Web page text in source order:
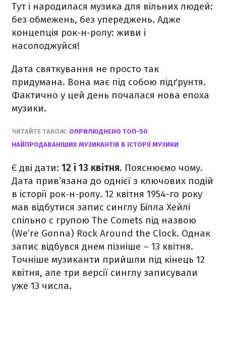
Тут і народилася музика для вільних людей:
без обмежень, без упереджень. Адже
концепція рок-н-ролу: живи і
насолоджуйся!
Дата святкування не просто так
придумана. Вона має під собою підґрунтя.
Фактично у цей день почалася нова епоха
музики.
ЧИТАЙТЕ ТАКОЖ: ОПРИЛЮДНЕНО ТОП-50
НАЙПРОДАВАНІШИХ МУЗИКАНТІВ В ІСТОРІЇ МУЗИКИ
Є дві дати: 12 і 13 квітня. Пояснюємо чому.
Дата прив’язана до однієї з ключових подій
в історії рок-н-ролу. 12 квітня 1954-го року
мав відбутися запис синглу Білла Хейлі
спільно c групою The Comets під назвою
(We’re Gonna) Rock Around the Clock. Однак
запис відбувся днем пізніше – 13 квітня.
Точніше музиканти прийшли під кінець 12
квітня, але три версії синглу записували
уже 13 числа.